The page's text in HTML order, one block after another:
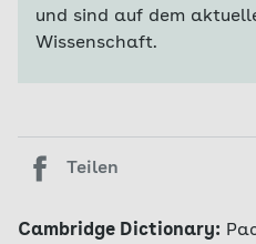
und sind auf dem
Wissenschaft.
Teilen
Cambridge Dictionary: